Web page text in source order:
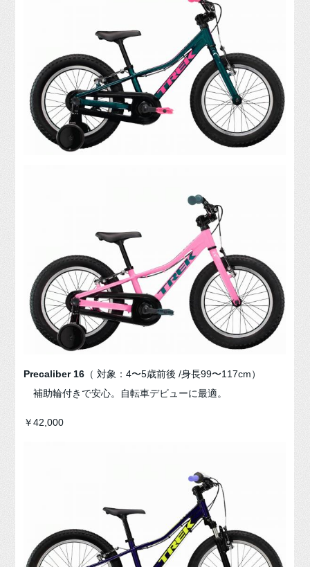
Precaliber 16 （ 対象：4〜5歳前後 /身長99〜117cm）
補助輪付きで安心。自転車デビューに最適。
￥42,000